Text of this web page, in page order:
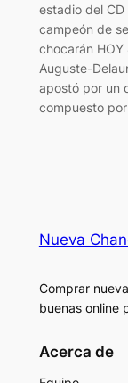
estadio del
campeón de
chocarán
Auguste-
apostó por un
compuesto
Nueva
Comprar
buenas online
Acerca de